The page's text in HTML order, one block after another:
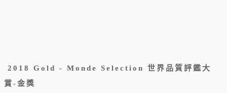
2018 Gold - Monde Selection 世界品質評鑑大
賞-金獎